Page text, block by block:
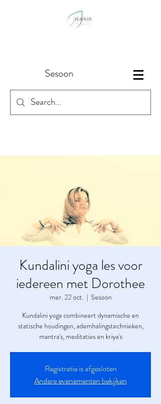
Sesoon
Kundalini yoga les voor
iedereen met Dorothee
mer. 22 oct.
  |
Sesoon
Kundalini yoga combineert dynamische en
statische houdingen, ademhalingstechnieken,
mantra's, meditaties en kriya's
Registratie is afgesloten
Andere evenementen bekijken